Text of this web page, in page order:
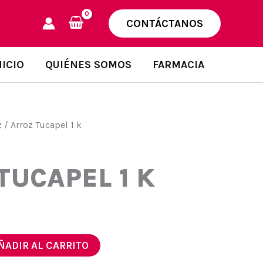
CONTÁCTANOS
QUIÉNES SOMOS FARMACIA
/ Arroz Tucapel 1 k
1 K
AL CARRITO